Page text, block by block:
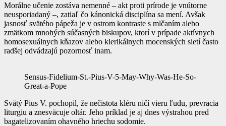
Morálne učenie zostáva nemenné – akt proti prírode je vnútorne
neusporiadaný –, zatiaľ čo kánonická disciplína sa mení. Avšak
jasnosť svätého pápeža je v ostrom kontraste s mlčaním alebo
zmätkom mnohých súčasných biskupov, ktorí v prípade aktívnych
homosexuálnych kňazov alebo klerikálnych mocenských sietí často
radšej odvádzajú pozornosť inam.
Sensus-Fidelium-St.-Pius-V-5-May-Why-Was-He-So-
Great-a-Pope
Svätý Pius V. pochopil, že nečistota kléru ničí vieru ľudu, prevracia
liturgiu a znesväcuje oltár. Jeho príklad je aj dnes výstrahou pred
bagatelizovaním ohavného hriechu sodomie.